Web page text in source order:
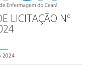
LICITAÇÃO Nº